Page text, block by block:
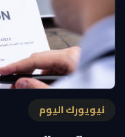
نيويورك اليوم